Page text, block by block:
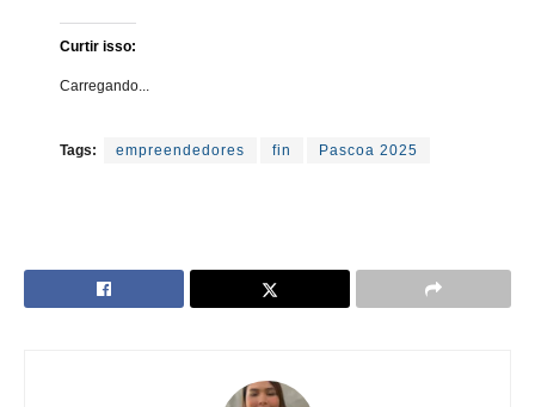
Curtir isso:
Carregando...
Tags: empreendedores fin Pascoa 2025